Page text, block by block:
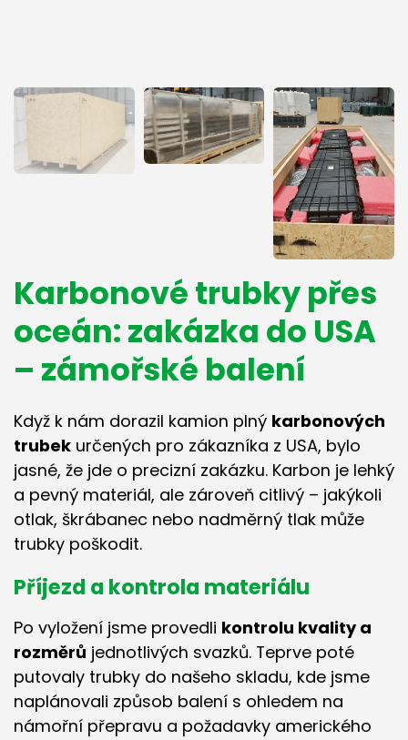
Karbonové trubky přes
oceán: zakázka do USA
– zámořské balení
Když k nám dorazil kamion plný karbonových
trubek určených pro zákazníka z USA, bylo
jasné, že jde o precizní zakázku. Karbon je lehký
a pevný materiál, ale zároveň citlivý – jakýkoli
otlak, škrábanec nebo nadměrný tlak může
trubky poškodit.
Příjezd a kontrola materiálu
Po vyložení jsme provedli kontrolu kvality a
rozměrů jednotlivých svazků. Teprve poté
putovaly trubky do našeho skladu, kde jsme
naplánovali způsob balení s ohledem na
námořní přepravu a požadavky amerického